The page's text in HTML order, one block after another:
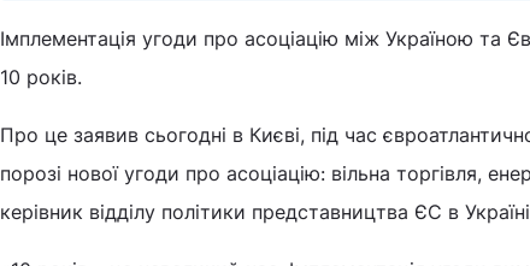
Імплементація угоди про асоціацію між Україною
10 років.
Про це заявив сьогодні в Києві, під час
порозі нової угоди про асоціацію: вільна торгівля,
керівник відділу політики представництва ЄС в